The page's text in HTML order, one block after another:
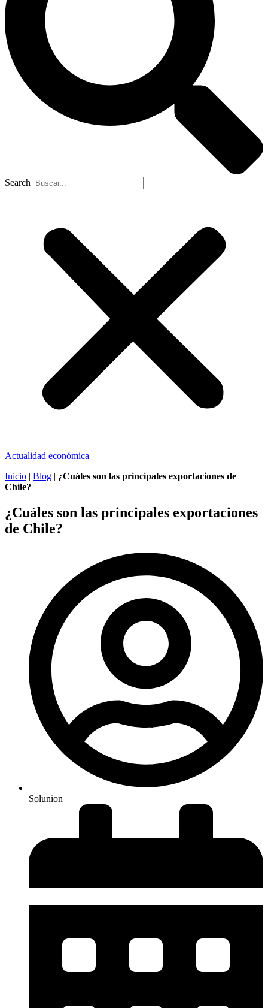
Search
Actualidad económica
Inicio | Blog | ¿Cuáles son las principales exportaciones de
Chile?
¿Cuáles son las principales exportaciones
de Chile?
Solunion